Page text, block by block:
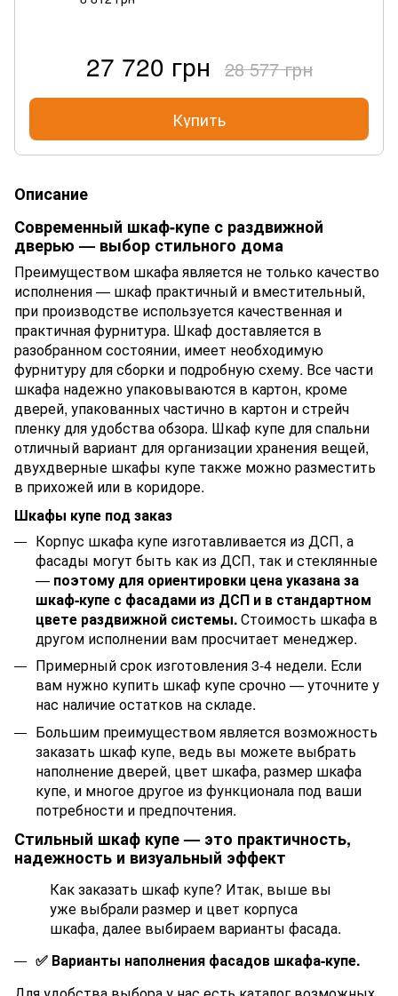
27 720 грн 28 577 грн
Купить
Описание
Современный шкаф-купе с раздвижной
дверью — выбор стильного дома
Преимуществом шкафа является не только качество
исполнения — шкаф практичный и вместительный,
при производстве используется качественная и
практичная фурнитура. Шкаф доставляется в
разобранном состоянии, имеет необходимую
фурнитуру для сборки и подробную схему. Все части
шкафа надежно упаковываются в картон, кроме
дверей, упакованных частично в картон и стрейч
пленку для удобства обзора. Шкаф купе для спальни
отличный вариант для организации хранения вещей,
двухдверные шкафы купе также можно разместить
в прихожей или в коридоре.
Шкафы купе под заказ
Корпус шкафа купе изготавливается из ДСП, а
фасады могут быть как из ДСП, так и стеклянные
— поэтому для ориентировки цена указана за
шкаф-купе с фасадами из ДСП и в стандартном
цвете раздвижной системы.Стоимость шкафа в
другом исполнении вам просчитает менеджер.
Примерный срок изготовления 3-4 недели. Если
вам нужно купить шкаф купе срочно — уточните у
нас наличие остатков на складе.
Большим преимуществом является возможность
заказать шкаф купе, ведь вы можете выбрать
наполнение дверей, цвет шкафа, размер шкафа
купе, и многое другое из функционала под ваши
потребности и предпочтения.
Стильный шкаф купе — это практичность,
надежность и визуальный эффект
Как заказать шкаф купе? Итак, выше вы
уже выбрали размер и цвет корпуса
шкафа, далее выбираем варианты фасада.
✅ Варианты наполнения фасадов шкафа-купе.